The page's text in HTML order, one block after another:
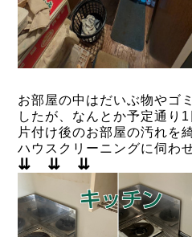
お部屋の中はだいぶ物やゴ
したが、なんとか予定通り1
片付け後のお部屋の汚れを
ハウスクリーニングに伺わ
⇊ ⇊ ⇊